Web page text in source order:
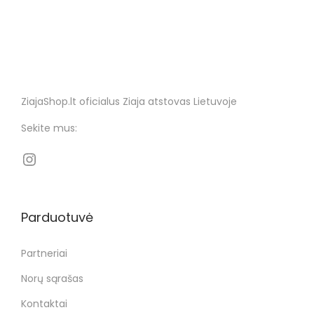
ZiajaShop.lt oficialus Ziaja atstovas Lietuvoje
Sekite mus:
Parduotuvė
Partneriai
Norų sąrašas
Kontaktai